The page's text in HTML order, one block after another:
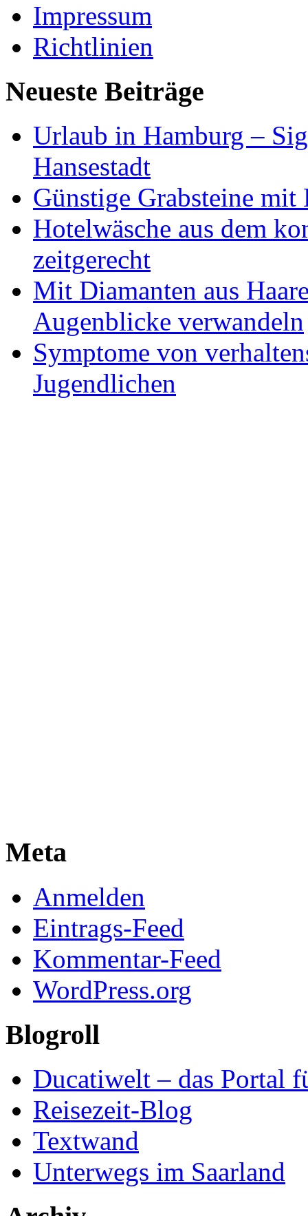
Impressum
Richtlinien
Neueste Beiträge
Urlaub in Hamburg –
Hansestadt
Günstige Grabsteine mit
Hotelwäsche aus dem
zeitgerecht
Mit Diamanten aus
Augenblicke verwandeln
Symptome von
Jugendlichen
Meta
Anmelden
Eintrags-Feed
Kommentar-Feed
WordPress.org
Blogroll
Ducatiwelt – das Portal
Reisezeit-Blog
Textwand
Unterwegs im Saarland